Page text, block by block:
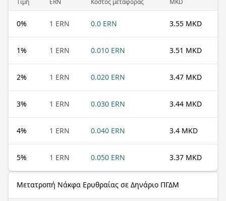
Τιμή ERN Κόστος μεταφοράς MKD
0% 1 ERN 0.0 ERN 3.55 MKD
1% 1 ERN 0.010 ERN 3.51 MKD
2% 1 ERN 0.020 ERN 3.47 MKD
3% 1 ERN 0.030 ERN 3.44 MKD
4% 1 ERN 0.040 ERN 3.4 MKD
5% 1 ERN 0.050 ERN 3.37 MKD
Μετατροπή Νάκφα Ερυθραίας σε Δηνάριο ΠΓΔΜ